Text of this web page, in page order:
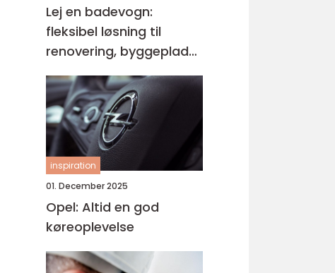
Lej en badevogn:
fleksibel løsning til
renovering, byggeplads
og events
inspiration
01. December 2025
Opel: Altid en god
køreoplevelse